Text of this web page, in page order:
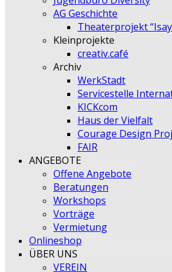
AG Geschichte
Theaterprojekt
Kleinprojekte
creativ.café
Archiv
WerkStadt
Servicestelle
KICKcom
Haus der Vielfalt
Courage Design
FAIR
ANGEBOTE
Offene Angebote
Beratungen
Workshops
Vorträge
Vermietung
Onlineshop
ÜBER UNS
VEREIN